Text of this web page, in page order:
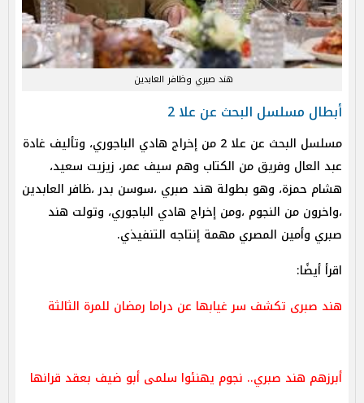
هند صبري وظافر العابدين
أبطال مسلسل البحث عن علا 2
مسلسل البحث عن علا 2 من إخراج هادي الباجوري، وتأليف غادة
عبد العال وفريق من الكتاب وهم سيف عمر، زيزيت سعيد،
هشام حمزة، وهو بطولة هند صبري ،سوسن بدر ،ظافر العابدين
،واخرون من النجوم ،ومن إخراج هادي الباجوري، وتولت هند
صبري وأمين المصري مهمة إنتاجه التنفيذي.
اقرأ أيضًا:
هند صبرى تكشف سر غيابها عن دراما رمضان للمرة الثالثة
أبرزهم هند صبري.. نجوم يهنئوا سلمى أبو ضيف بعقد قرانها